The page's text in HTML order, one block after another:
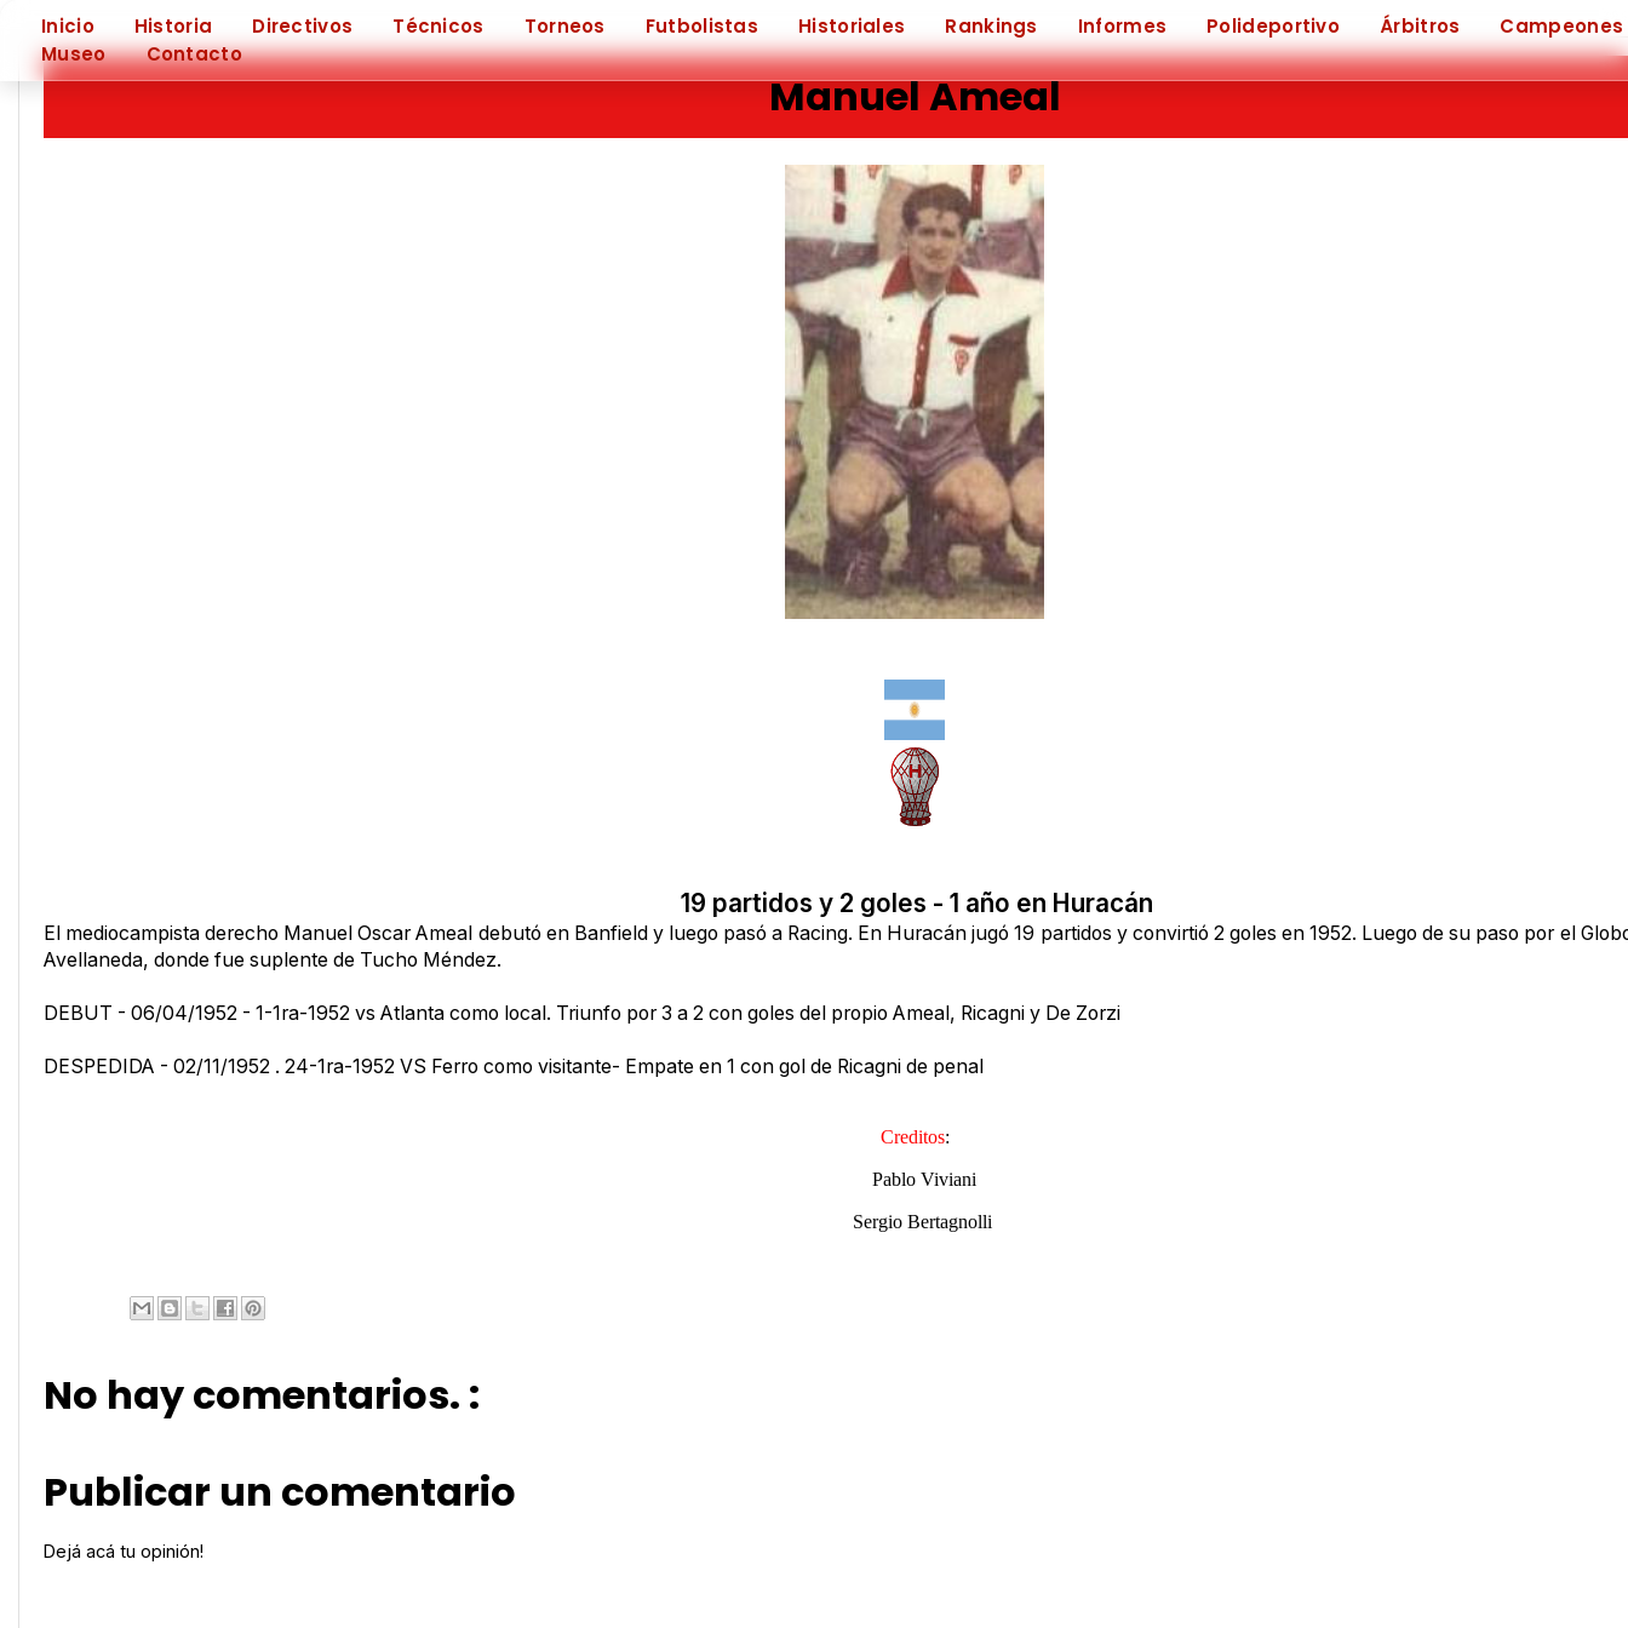
Inicio Historia Directivos Técnicos Torneos Futbolistas Historiales Rankings Informes Polideportivo Árbitros
Campeones
Museo
Contacto
❮
Manuel Ameal
19 partidos y 2 goles - 1 año en Huracán
El mediocampista derecho Manuel Oscar Ameal debutó en Banfield y luego pasó a Racing. En Huracán jugó 19 partidos y convirtió 2 goles en 1952. Luego de su paso por el
Avellaneda, donde fue suplente de Tucho Méndez.
DEBUT - 06/04/1952 - 1-1ra-1952 vs Atlanta como local. Triunfo por 3 a 2 con goles del propio Ameal, Ricagni y De Zorzi
DESPEDIDA - 02/11/1952 . 24-1ra-1952 VS Ferro como visitante- Empate en 1 con gol de Ricagni de penal
Creditos:
Pablo Viviani
Sergio Bertagnolli
No hay comentarios. :
Publicar un comentario
Dejá acá tu opinión!